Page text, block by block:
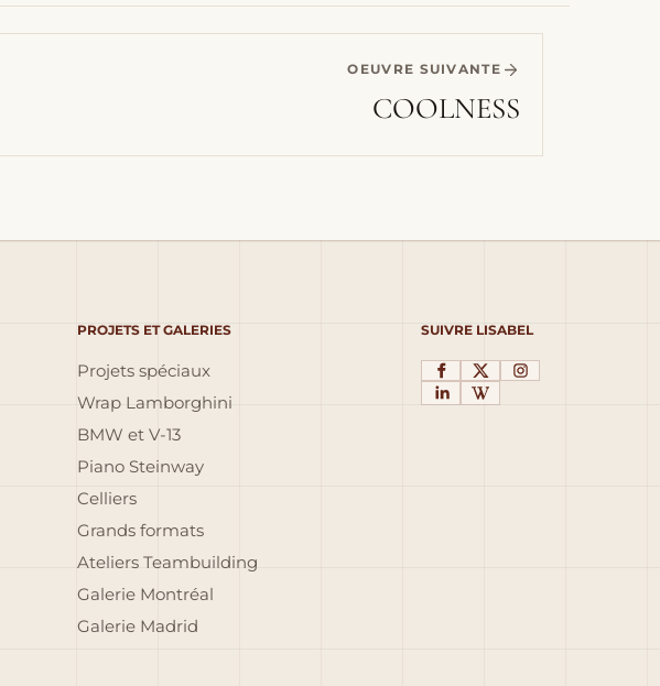
OEUVRE SUIVANTE
COOLNESS
PROJETS ET GALERIES
Projets spéciaux
Wrap Lamborghini
BMW et V-13
Piano Steinway
Celliers
Grands formats
Ateliers Teambuilding
Galerie Montréal
Galerie Madrid
SUIVRE LISABEL